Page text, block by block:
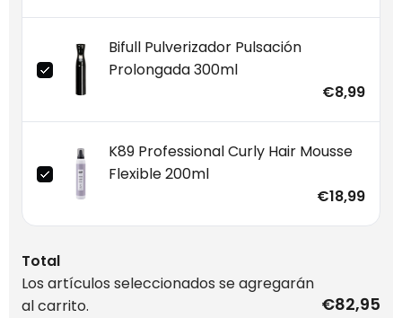
Bifull Pulverizador Pulsación
Prolongada 300ml
€8,99
K89 Professional Curly Hair Mousse
Flexible 200ml
€18,99
Total
Los artículos seleccionados se agregarán
al carrito.
€82,95